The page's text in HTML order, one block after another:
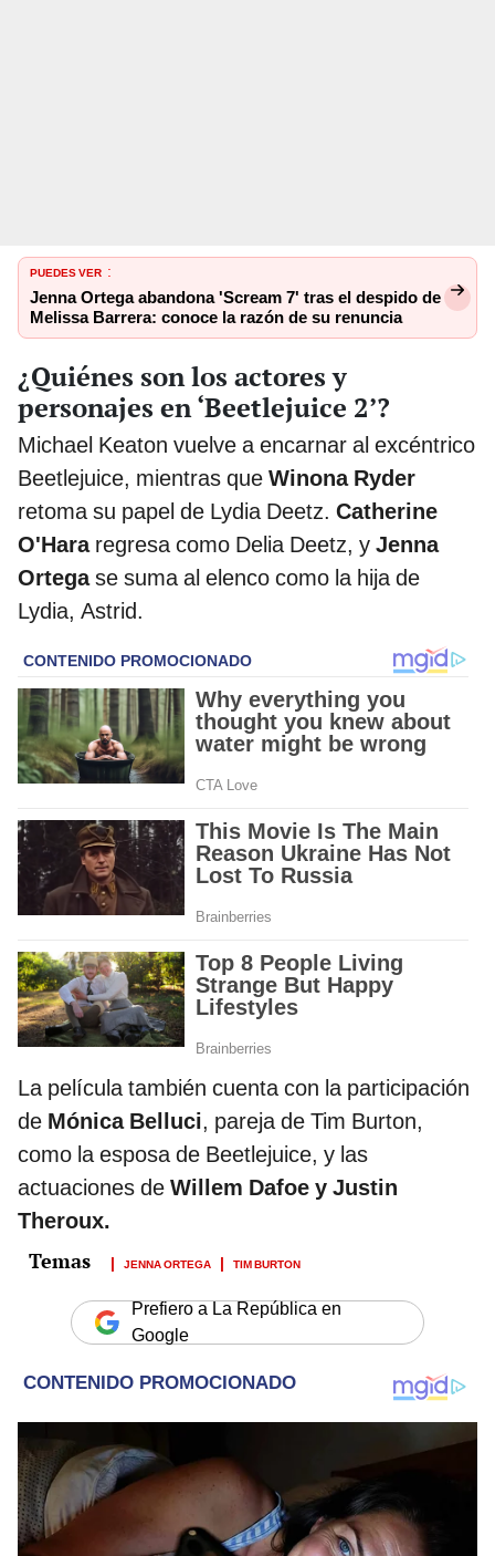
PUEDES VER :
Jenna Ortega abandona 'Scream 7' tras el despido de
Melissa Barrera: conoce la razón de su renuncia
¿Quiénes son los actores y
personajes en ‘Beetlejuice 2’?
Michael Keaton vuelve a encarnar al excéntrico
Beetlejuice, mientras que Winona Ryder
retoma su papel de Lydia Deetz. Catherine
O'Hararegresa como Delia Deetz, y Jenna
Ortegase suma al elenco como la hija de
Lydia, Astrid.
La película también cuenta con la participación
de Mónica Belluci, pareja de Tim Burton,
como la esposa de Beetlejuice, y las
actuaciones de Willem Dafoe y Justin
Theroux.
JENNA ORTEGA TIM BURTON
Prefiero a La República en
Google